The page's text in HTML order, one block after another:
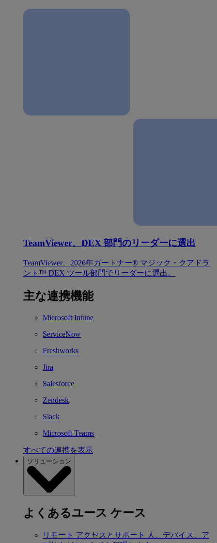
TeamViewer、DEX 部門のリーダーに選出
TeamViewer、2026年ガートナー® マジック・クアドラ
ント™ DEX ツール部門でリーダーに選出。
主な連携機能
Microsoft Intune
ServiceNow
Freshworks
Jira
Salesforce
Zendesk
Slack
Microsoft Teams
すべての連携を表示
ソリューション
よくあるユース ケース
リモート アクセスとサポート
人、デバイス、ア